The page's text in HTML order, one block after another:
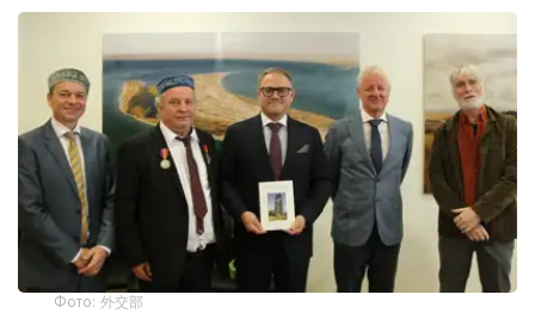
Фото: 外交部